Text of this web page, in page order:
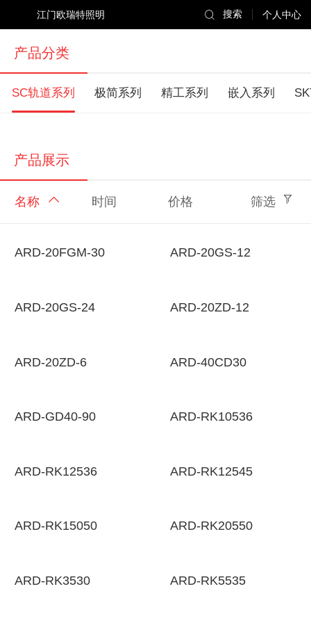
江门欧瑞特照明 个人中心
搜索
产品分类
SC轨道系列 极简系列 精工系列 嵌入系列
产品展示
名称 时间 价格 筛选
ARD-20FGM-30 ARD-20GS-12
ARD-20GS-24 ARD-20ZD-12
ARD-20ZD-6 ARD-40CD30
ARD-GD40-90 ARD-RK10536
ARD-RK12536 ARD-RK12545
ARD-RK15050 ARD-RK20550
ARD-RK3530 ARD-RK5535